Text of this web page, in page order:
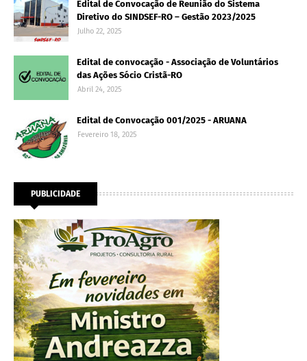
Edital de Convocação de Reunião do Sistema
Diretivo do SINDSEF-RO – Gestão 2023/2025
Julho 22, 2025
Edital de convocação - Associação de Voluntários
das Ações Sócio Cristã-RO
Abril 24, 2025
Edital de Convocação 001/2025 - ARUANA
Fevereiro 18, 2025
PUBLICIDADE